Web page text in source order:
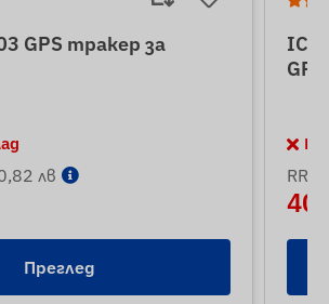
GPS тракер за
лв
Преглед
RRP
40